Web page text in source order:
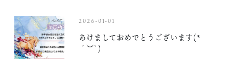
2026-01-01
あけましておめでとうございます(*
´︶`)